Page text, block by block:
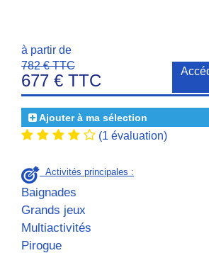
à partir de
782 € TTC
677 € TTC
Ajouter à ma sélection
(1 évaluation)
Activités principales :
Baignades
Grands jeux
Multiactivités
Pirogue